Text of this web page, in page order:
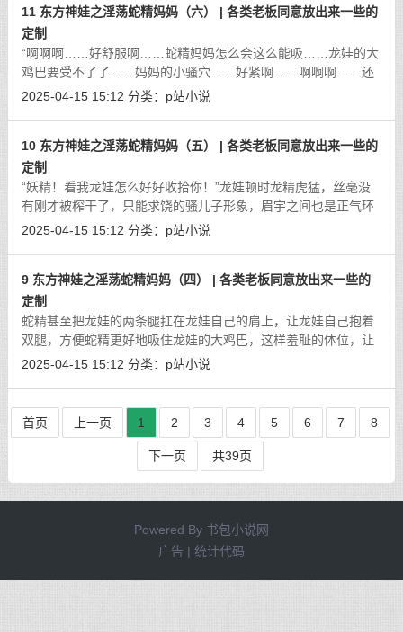
11 东方神娃之淫荡蛇精妈妈（六） | 各类老板同意放出来一些的
定制
“啊啊啊……好舒服啊……蛇精妈妈怎么会这么能吸……龙娃的大
鸡巴要受不了了……妈妈的小骚穴……好紧啊……啊啊啊……还
在吸儿子的马眼……不行……要操坏妈妈……龙娃要把蛇精妈妈
2025-04-15 15:12 分类： p站小说
10 东方神娃之淫荡蛇精妈妈（五） | 各类老板同意放出来一些的
定制
“妖精！看我龙娃怎么好好收拾你！”龙娃顿时龙精虎猛，丝毫没
有刚才被榨干了，只能求饶的骚儿子形象，眉宇之间也是正气环
绕。虽然对于之前发生的事情，有一点意识，但是龙娃也只是认
2025-04-15 15:12 分类： p站小说
9 东方神娃之淫荡蛇精妈妈（四） | 各类老板同意放出来一些的
定制
蛇精甚至把龙娃的两条腿扛在龙娃自己的肩上，让龙娃自己抱着
双腿，方便蛇精更好地吸住龙娃的大鸡巴，这样羞耻的体位，让
龙娃连连吃不消，偏偏蛇精是一点都不放过龙娃，一看龙娃的大
2025-04-15 15:12 分类： p站小说
首页 上一页 1 2 3 4 5 6 7 8
下一页 共39页
Powered By 书包小说网
广告 | 统计代码